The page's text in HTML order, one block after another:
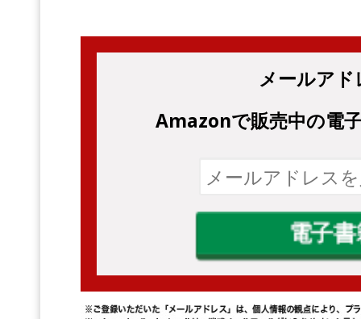
メールア
Amazonで販売中の電